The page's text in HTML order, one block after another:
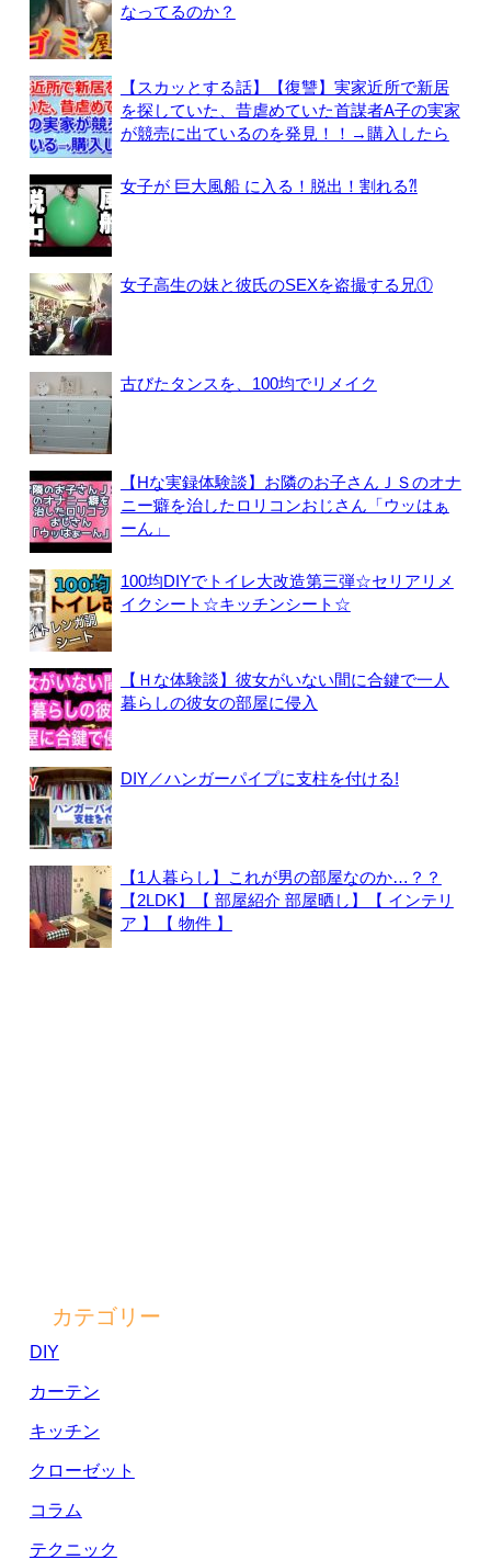
なってるのか？
【スカッとする話】【復讐】実家近所で新居
を探していた、昔虐めていた首謀者A子の実家
が競売に出ているのを発見！！→購入したら
女子が 巨大風船 に入る！脱出！割れる⁈
女子高生の妹と彼氏のSEXを盗撮する兄①
古びたタンスを、100均でリメイク
【Hな実録体験談】お隣のお子さんＪＳのオナ
ニー癖を治したロリコンおじさん「ウッはぁ
ーん」
100均DIYでトイレ大改造第三弾☆セリアリメ
イクシート☆キッチンシート☆
【Ｈな体験談】彼女がいない間に合鍵で一人
暮らしの彼女の部屋に侵入
DIY／ハンガーパイプに支柱を付ける!
【1人暮らし】これが男の部屋なのか…？？
【2LDK】【 部屋紹介 部屋晒し】【 インテリ
ア 】【 物件 】
カテゴリー
DIY
カーテン
キッチン
クローゼット
コラム
テクニック